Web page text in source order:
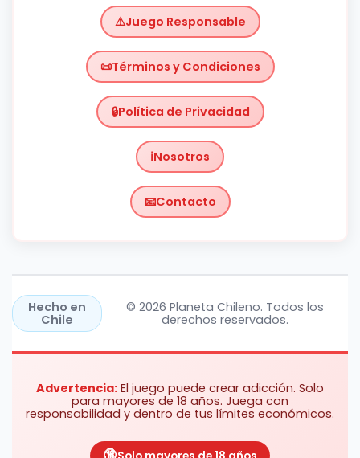
Juego Responsable
Términos y Condiciones
Política de Privacidad
Nosotros
Contacto
Hecho en
Chile
© 2026 Planeta Chileno. Todos los
derechos reservados.
Advertencia: El juego puede crear adicción. Solo
para mayores de 18 años. Juega con
responsabilidad y dentro de tus límites económicos.